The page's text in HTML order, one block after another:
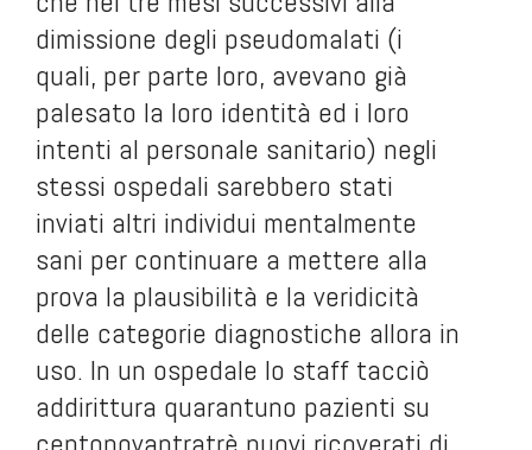
dimissione degli pseudomalati (i
quali, per parte loro, avevano già
palesato la loro identità ed i loro
intenti al personale sanitario) negli
stessi ospedali sarebbero stati
inviati altri individui mentalmente
sani per continuare a mettere alla
prova la plausibilità e la veridicità
delle categorie diagnostiche allora in
uso. In un ospedale lo staff tacciò
addirittura quarantuno pazienti su